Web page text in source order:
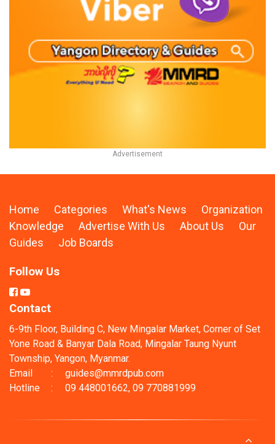
Home Categories What's News
Organization
Knowledge
Advertise With Us About Us
Our
Guides
Job Boards
Follow Us
Contact
6-9th Floor, Building C, New Mingalar Market, Corner of Set
Yone Road & Banyar Dala Road, Mingalar Taung Nyunt
Township, Yangon, Myanmar.
Email
:
guides@mmrdpub.com
Hotline
: 09 448001662, 09 770881999